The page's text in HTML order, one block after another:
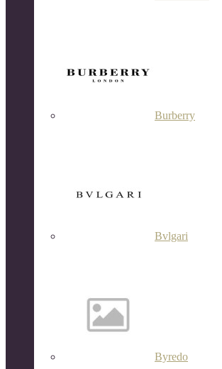
Burberry
Bvlgari
Byredo